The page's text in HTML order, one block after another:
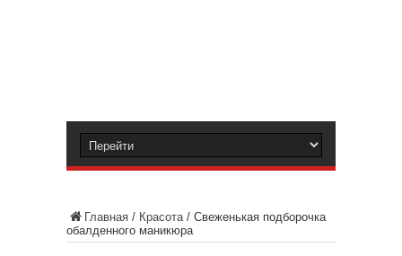
Главная / Красота/ Свеженькая подборочка
обалденного маникюра